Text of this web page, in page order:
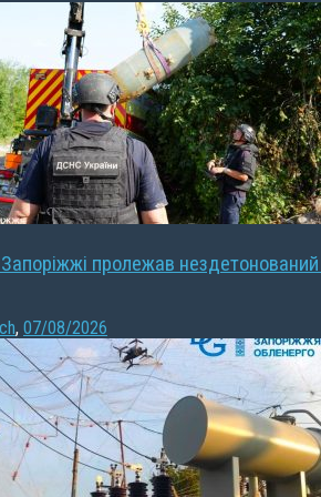
Запоріжжі пролежав
, 07/08/2026